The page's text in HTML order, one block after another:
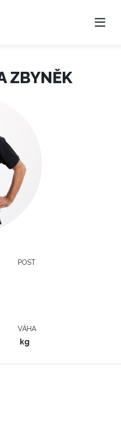
ZBYNĚK
POST
VÁHA
kg